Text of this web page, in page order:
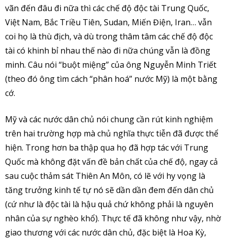
vãn đến đâu đi nữa thì các chế độ độc tài Trung Quốc,
Việt Nam, Bắc Triều Tiên, Sudan, Miến Điện, Iran… vẫn
coi họ là thù địch, và dù trong thâm tâm các chế độ độc
tài có khinh bỉ nhau thế nào đi nữa chúng vẫn là đồng
minh. Câu nói “buột miệng” của ông Nguyễn Minh Triết
(theo đó ông tìm cách “phân hoá” nước Mỹ) là một bằng
cớ.
Mỹ và các nước dân chủ nói chung cần rút kinh nghiệm
trên hai trường hợp mà chủ nghĩa thực tiễn đã được thể
hiện. Trong hơn ba thập qua họ đã hợp tác với Trung
Quốc mà không đặt vấn đề bản chất của chế độ, ngay cả
sau cuộc thảm sát Thiên An Môn, có lẽ với hy vọng là
tăng trưởng kinh tế tự nó sẽ dần dần đem đến dân chủ
(cứ như là độc tài là hậu quả chứ không phải là nguyên
nhân của sự nghèo khổ). Thực tế đã không như vậy, nhờ
giao thương với các nước dân chủ, đặc biệt là Hoa Kỳ,